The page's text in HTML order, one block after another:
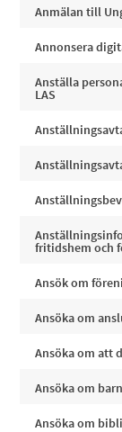
Anmälan till
Annonsera
Anställa
LAS
fritidshem och
Ansök om
Ansöka om
Ansöka om att
Ansöka om
Ansöka om